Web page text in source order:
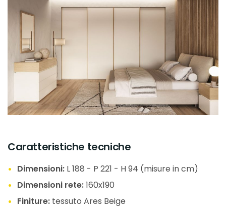
Caratteristiche tecniche
Dimensioni: L 188 - P 221 - H 94 (misure in cm)
Dimensioni rete:160x190
Finiture: tessuto Ares Beige